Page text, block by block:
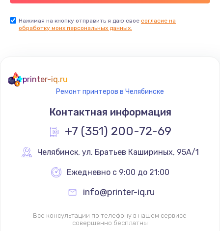
Заказать
Замена термостата
1200 руб.
Заказать
Замена реле
700 руб.
Нажимая на кнопку отправить я даю свое согласие на
обработку моих персональных данных.
printer-iq.ru
Ремонт принтеров в Челябинске
Контактная информация
+7 (351) 200-72-69
Челябинск, ул. Братьев Кашириных, 95А/1
Ежедневно с 9:00 до 21:00
info@printer-iq.ru
Все консультации по телефону в нашем сервисе
совершенно бесплатны